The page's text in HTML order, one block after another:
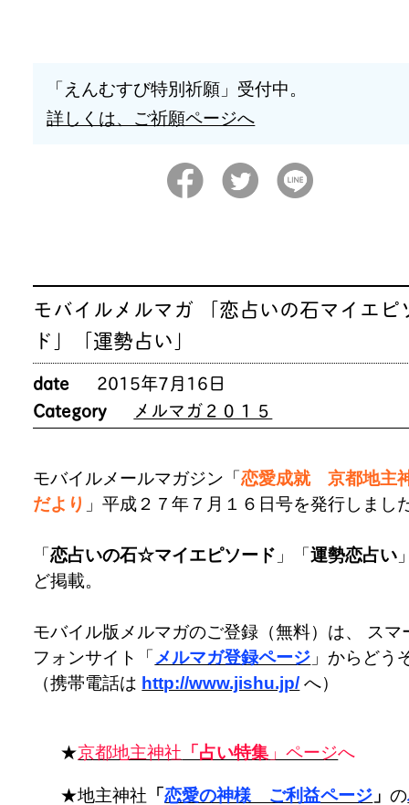
「えんむすび特別祈願」受付中。
詳しくは、ご祈願ページへ
モバイルメルマガ 「恋占いの石マイエピ
ド」「運勢占い」
date
2015年7月16日
Category
メルマガ２０１５
モバイルメールマガジン「恋愛成就 京都地主
だより 」平成２７年７月１６日号を発行しまし
「恋占いの石☆マイエピソード 」「運勢恋占い
ど掲載。
モバイル版メルマガのご登録（無料）は、 スマ
フォンサイト「 メルマガ登録ページ 」からどう
（携帯電話は http://www.jishu.jp/ へ）
★京都地主神社 「占い特集 」ページへ
★地主神社 「恋愛の神様 ご利益ページ 」の